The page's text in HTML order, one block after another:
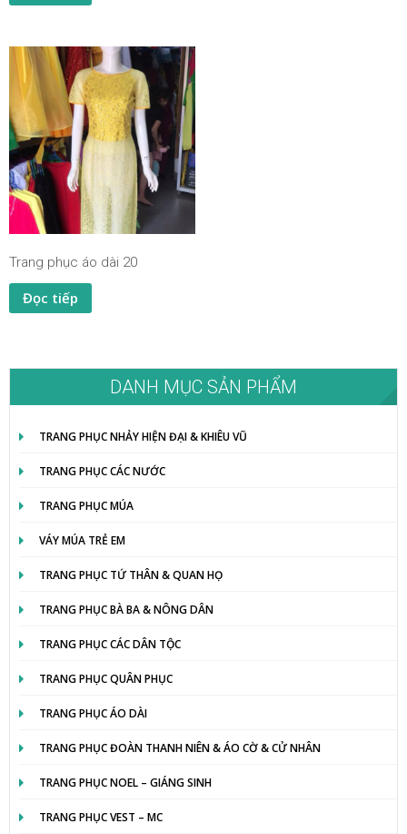
Trang phục áo dài 20
Đọc tiếp
DANH MỤC SẢN PHẨM
TRANG PHỤC NHẢY HIỆN ĐẠI & KHIÊU VŨ
TRANG PHỤC CÁC NƯỚC
TRANG PHỤC MÚA
VÁY MÚA TRẺ EM
TRANG PHỤC TỨ THÂN & QUAN HỌ
TRANG PHỤC BÀ BA & NÔNG DÂN
TRANG PHỤC CÁC DÂN TỘC
TRANG PHỤC QUÂN PHỤC
TRANG PHỤC ÁO DÀI
TRANG PHỤC ĐOÀN THANH NIÊN & ÁO CỜ & CỬ NHÂN
TRANG PHỤC NOEL – GIÁNG SINH
TRANG PHỤC VEST – MC